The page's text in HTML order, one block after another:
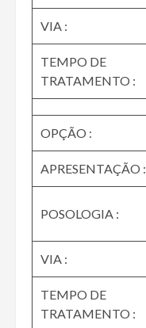
VIA :
TEMPO DE
TRATAMENTO :
OPÇÃO :
APRESENTAÇÃO :
POSOLOGIA :
VIA :
TEMPO DE
TRATAMENTO :